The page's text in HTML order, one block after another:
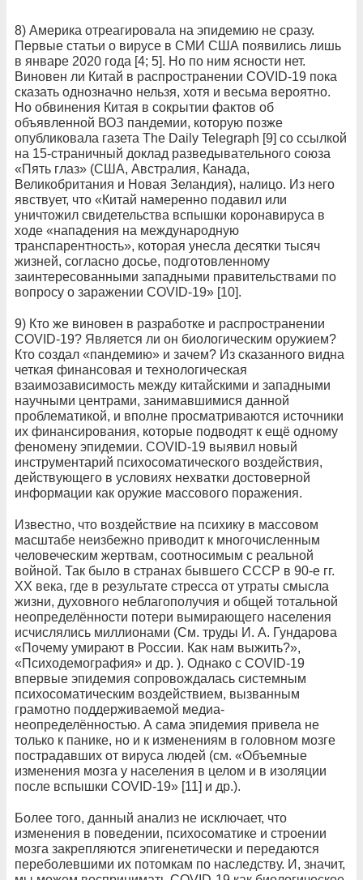
8) Америка отреагировала на эпидемию не сразу.
Первые статьи о вирусе в СМИ США появились лишь
в январе 2020 года [4; 5]. Но по ним ясности нет.
Виновен ли Китай в распространении COVID-19 пока
сказать однозначно нельзя, хотя и весьма вероятно.
Но обвинения Китая в сокрытии фактов об
объявленной ВОЗ пандемии, которую позже
опубликовала газета The Daily Telegraph [9] со ссылкой
на 15-страничный доклад разведывательного союза
«Пять глаз» (США, Австралия, Канада,
Великобритания и Новая Зеландия), налицо. Из него
явствует, что «Китай намеренно подавил или
уничтожил свидетельства вспышки коронавируса в
ходе «нападения на международную
транспарентность», которая унесла десятки тысяч
жизней, согласно досье, подготовленному
заинтересованными западными правительствами по
вопросу о заражении COVID-19» [10].
9) Кто же виновен в разработке и распространении
COVID-19? Является ли он биологическим оружием?
Кто создал «пандемию» и зачем? Из сказанного видна
четкая финансовая и технологическая
взаимозависимость между китайскими и западными
научными центрами, занимавшимися данной
проблематикой, и вполне просматриваются источники
их финансирования, которые подводят к ещё одному
феномену эпидемии. COVID-19 выявил новый
инструментарий психосоматического воздействия,
действующего в условиях нехватки достоверной
информации как оружие массового поражения.
Известно, что воздействие на психику в массовом
масштабе неизбежно приводит к многочисленным
человеческим жертвам, соотносимым с реальной
войной. Так было в странах бывшего СССР в 90-е гг.
ХХ века, где в результате стресса от утраты смысла
жизни, духовного неблагополучия и общей тотальной
неопределённости потери вымирающего населения
исчислялись миллионами (См. труды И. А. Гундарова
«Почему умирают в России. Как нам выжить?»,
«Психодемография» и др. ). Однако с COVID-19
впервые эпидемия сопровождалась системным
психосоматическим воздействием, вызванным
грамотно поддерживаемой медиа-
неопределённостью. А сама эпидемия привела не
только к панике, но и к изменениям в головном мозге
пострадавших от вируса людей (см. «Объемные
изменения мозга у населения в целом и в изоляции
после вспышки COVID-19» [11] и др.).
Более того, данный анализ не исключает, что
изменения в поведении, психосоматике и строении
мозга закрепляются эпигенетически и передаются
переболевшими их потомкам по наследству. И, значит,